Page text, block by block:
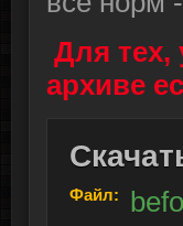
Для тех,
архиве
Файл: